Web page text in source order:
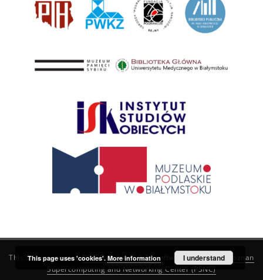
This service runs onDInGO dLibra 6.3.21software created by
Poznan
Supercomputing and Networking Center (PSNC)
This page uses 'cookies'. More information I understand